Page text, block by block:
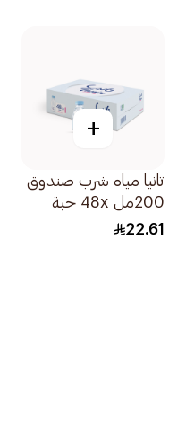
+
تانيا مياه شرب صندوق
200مل 48x حبة
22.61